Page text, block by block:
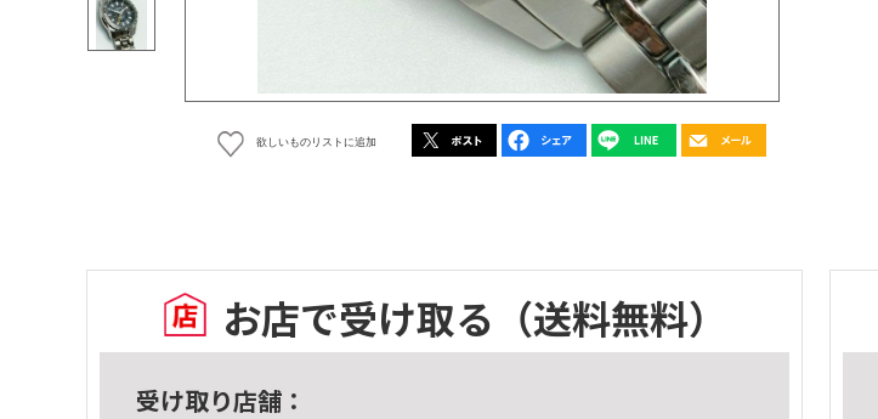
欲しいものリストに追加
お店で受け取る （送料無料）
受け取り店舗：